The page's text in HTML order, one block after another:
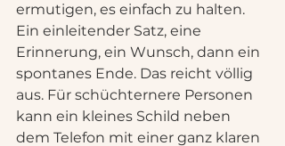
ermutigen, es einfach zu halten.
Ein einleitender Satz, eine
Erinnerung, ein Wunsch, dann ein
spontanes Ende. Das reicht völlig
aus. Für schüchternere Personen
kann ein kleines Schild neben
dem Telefon mit einer ganz klaren